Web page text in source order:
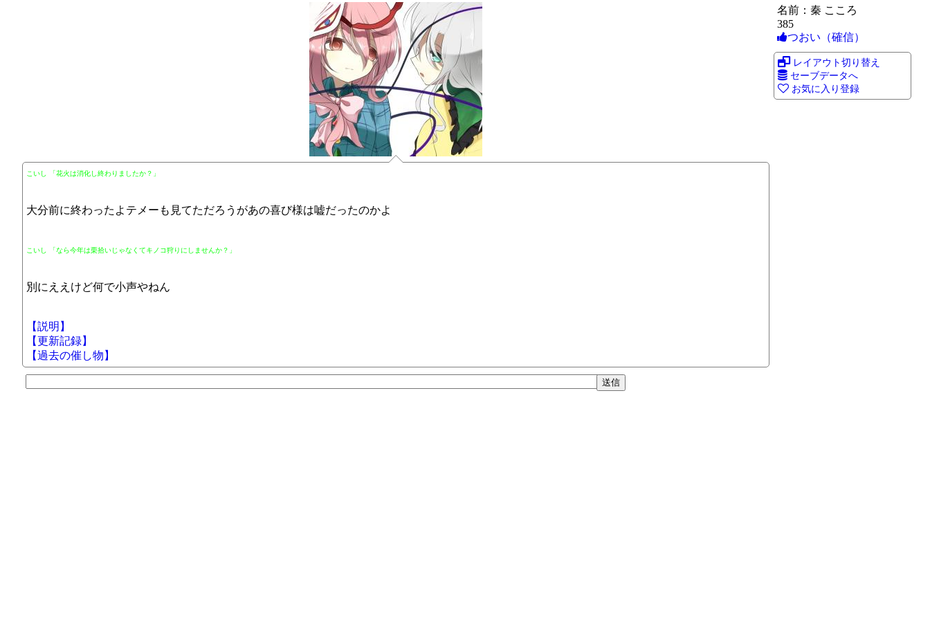
名前：秦 こころ
385
つおい（確信）
レイアウト切り替え
セーブデータへ
お気に入り登録
こいし 「花火は消化し終わりましたか？」
大分前に終わったよテメーも見てただろうがあの喜び様は嘘だったのかよ
こいし 「なら今年は栗拾いじゃなくてキノコ狩りにしませんか？」
別にええけど何で小声やねん
【説明】
【更新記録】
【過去の催し物】